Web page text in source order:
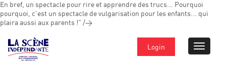
En bref, un spectacle pour rire et apprendre des trucs... Pourquoi
pourquoi, c'est un spectacle de vulgarisation pour les enfants... qui
plaira aussi aux parents !" />
Login